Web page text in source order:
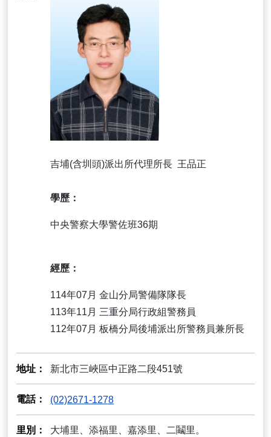
吉埔(含圳頭)派出所代理所長 王品正
學歷：
中央警察大學警佐班36期
經歷：
114年07月 金山分局警備隊隊長
113年11月 三重分局行政組警務員
112年07月 板橋分局後埔派出所警務員兼所長
地址 新北市三峽區中正路二段451號
電話 (02)2671-1278
里別 大埔里、添福里、嘉添里、二鬮里。